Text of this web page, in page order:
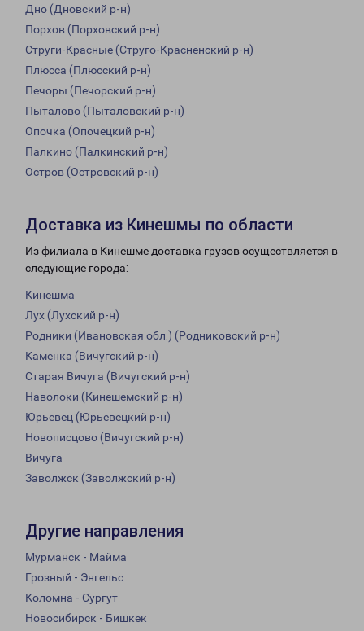
Дно (Дновский р-н)
Порхов (Порховский р-н)
Струги-Красные (Струго-Красненский р-н)
Плюсса (Плюсский р-н)
Печоры (Печорский р-н)
Пыталово (Пыталовский р-н)
Опочка (Опочецкий р-н)
Палкино (Палкинский р-н)
Остров (Островский р-н)
Доставка из Кинешмы по области
Из филиала в Кинешме доставка грузов осуществляется в
следующие города:
Кинешма
Лух (Лухский р-н)
Родники (Ивановская обл.) (Родниковский р-н)
Каменка (Вичугский р-н)
Старая Вичуга (Вичугский р-н)
Наволоки (Кинешемский р-н)
Юрьевец (Юрьевецкий р-н)
Новописцово (Вичугский р-н)
Вичуга
Заволжск (Заволжский р-н)
Другие направления
Мурманск - Майма
Грозный - Энгельс
Коломна - Сургут
Новосибирск - Бишкек